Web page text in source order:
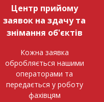
Центр прийому
заявок на здачу та
знімання об'єктів
Кожна заявка
обробляється нашими
операторами та
передається у роботу
фахівцям